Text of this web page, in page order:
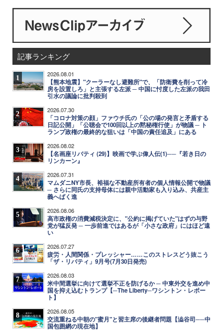
記事ランキング
1 2026.08.01
【熊本地震】"クーラーなし避難所"で、「防衛費を削って冷
房を設置しろ」と主張する左派 ─ 中国に忖度した左派の我田
引水の議論に批判殺到
2 2026.07.30
「コロナ対策の顔」ファウチ氏の「公の場の発言と矛盾する
日記公開」「公聴会で100回以上の黙秘権行使」が物議 ─ ト
ランプ政権の最終的な狙いは「中国の責任追及」にある
3 2026.08.02
【名画座リバティ (29)】映画で学ぶ偉人伝(1)──『若き日の
リンカーン』
4 2026.07.31
マムダニNY市長、裕福な不動産所有者の個人情報公開で物議
─ さらに同氏の支持母体には親中活動家も入り込み、共産主
義へばく進
5 2026.08.06
高市政権の消費減税決定に、"公約に掲げていた"はずの与野
党が猛反発 ─ 一歩前進ではあるが「小さな政府」にはほど遠
い
6 2026.07.27
疲労・人間関係・プレッシャー……このストレスどう抜こう
「ザ・リバティ」9月号(7月30日発売)
7 2026.08.03
米中間選挙に向けて選挙不正を防げるか ─ 中東外交を進め中
国を抑え込むトランプ【─The Liberty─ワシントン・レポー
ト】
8 2026.08.05
交流重ねる中朝の"蜜月"と習主席の後継者問題【澁谷司──中
国包囲網の現在地】